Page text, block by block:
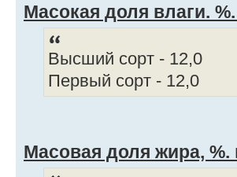
Масокая доля влаги.
Высший сорт - 12,0
Первый сорт - 12,0
Масовая доля жира, %.